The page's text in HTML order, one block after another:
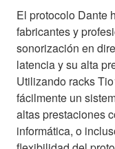
El protocolo Dante
fabricantes y
sonorización en
latencia y su alta
Utilizando racks
fácilmente un
altas prestaciones
informática, o